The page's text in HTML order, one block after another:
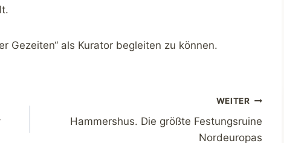
Gezeiten“ als Kurator begleiten zu können.
WEITER
Hammershus. Die größte Festungsruine
Nordeuropas